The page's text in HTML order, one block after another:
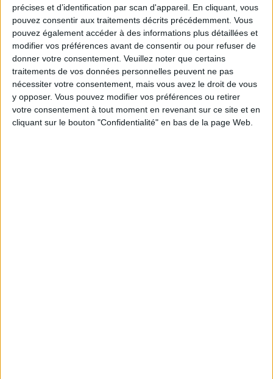
précises et d’identification par scan d'appareil. En cliquant, vous
pouvez consentir aux traitements décrits précédemment. Vous
pouvez également accéder à des informations plus détaillées et
modifier vos préférences avant de consentir ou pour refuser de
donner votre consentement. Veuillez noter que certains
traitements de vos données personnelles peuvent ne pas
nécessiter votre consentement, mais vous avez le droit de vous
y opposer. Vous pouvez modifier vos préférences ou retirer
votre consentement à tout moment en revenant sur ce site et en
cliquant sur le bouton "Confidentialité" en bas de la page Web.
Consultation diététique avec Amanda du
10/08/2026